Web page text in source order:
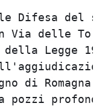
Difesa
in Via
20 della
Bagno di
a pozzi